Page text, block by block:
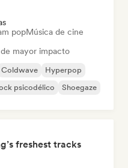
popMúsica de cine
mayor impacto
Coldwave
Hyperpop
psicodélico Shoegaze
freshest tracks